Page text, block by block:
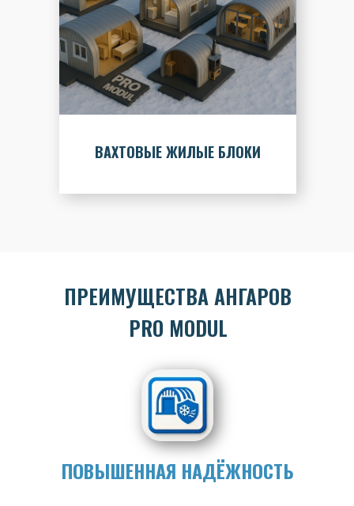
ВАХТОВЫЕ ЖИЛЫЕ БЛОКИ
ПРЕИМУЩЕСТВА АНГАРОВ
PRO MODUL
ПОВЫШЕННАЯ НАДЁЖНОСТЬ